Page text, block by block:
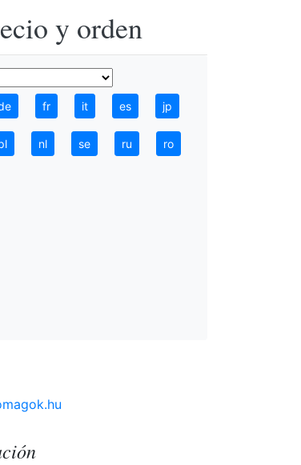
y orden
fr it es jp
nl se ru ro